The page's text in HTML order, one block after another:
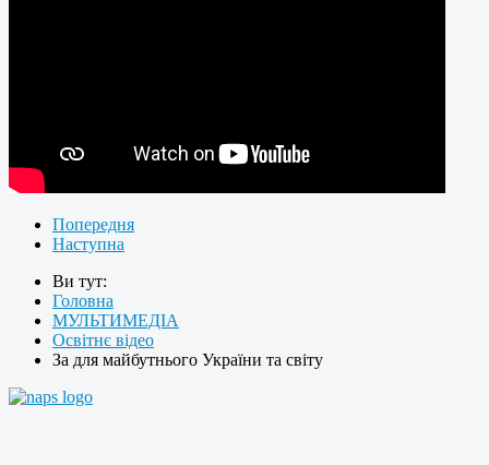
Попередня
Наступна
Ви тут:
Головна
МУЛЬТИМЕДІА
Освітнє відео
За для майбутнього України та світу